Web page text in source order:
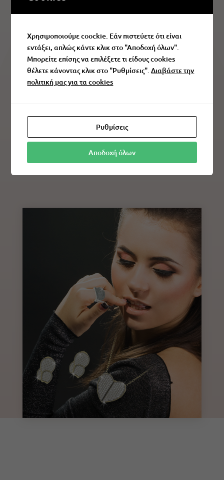
ρολογιών, που ικανοποιούν τις
σύγχρονες επιταγές της μόδας και το
μοντέρνο design.
Παράλληλα, είναι αποκλειστική
αντιπρόσωπος των κοσμημάτων και
ρολογιών των εταιρειών SYMBOL
COLLECTION – TEMPO – RENE ZUMBER.
Χρησιμοποιούμε coockie. Εάν πιστεύετε ότι είναι
εντάξει, απλώς κάντε κλικ στο "Αποδοχή όλων".
Μπορείτε επίσης να επιλέξετε τι είδους cookies
θέλετε κάνοντας κλικ στο "Ρυθμίσεις".Διαβάστε την
πολιτική μας για τα cookies
Ρυθμίσεις
Αποδοχή όλων